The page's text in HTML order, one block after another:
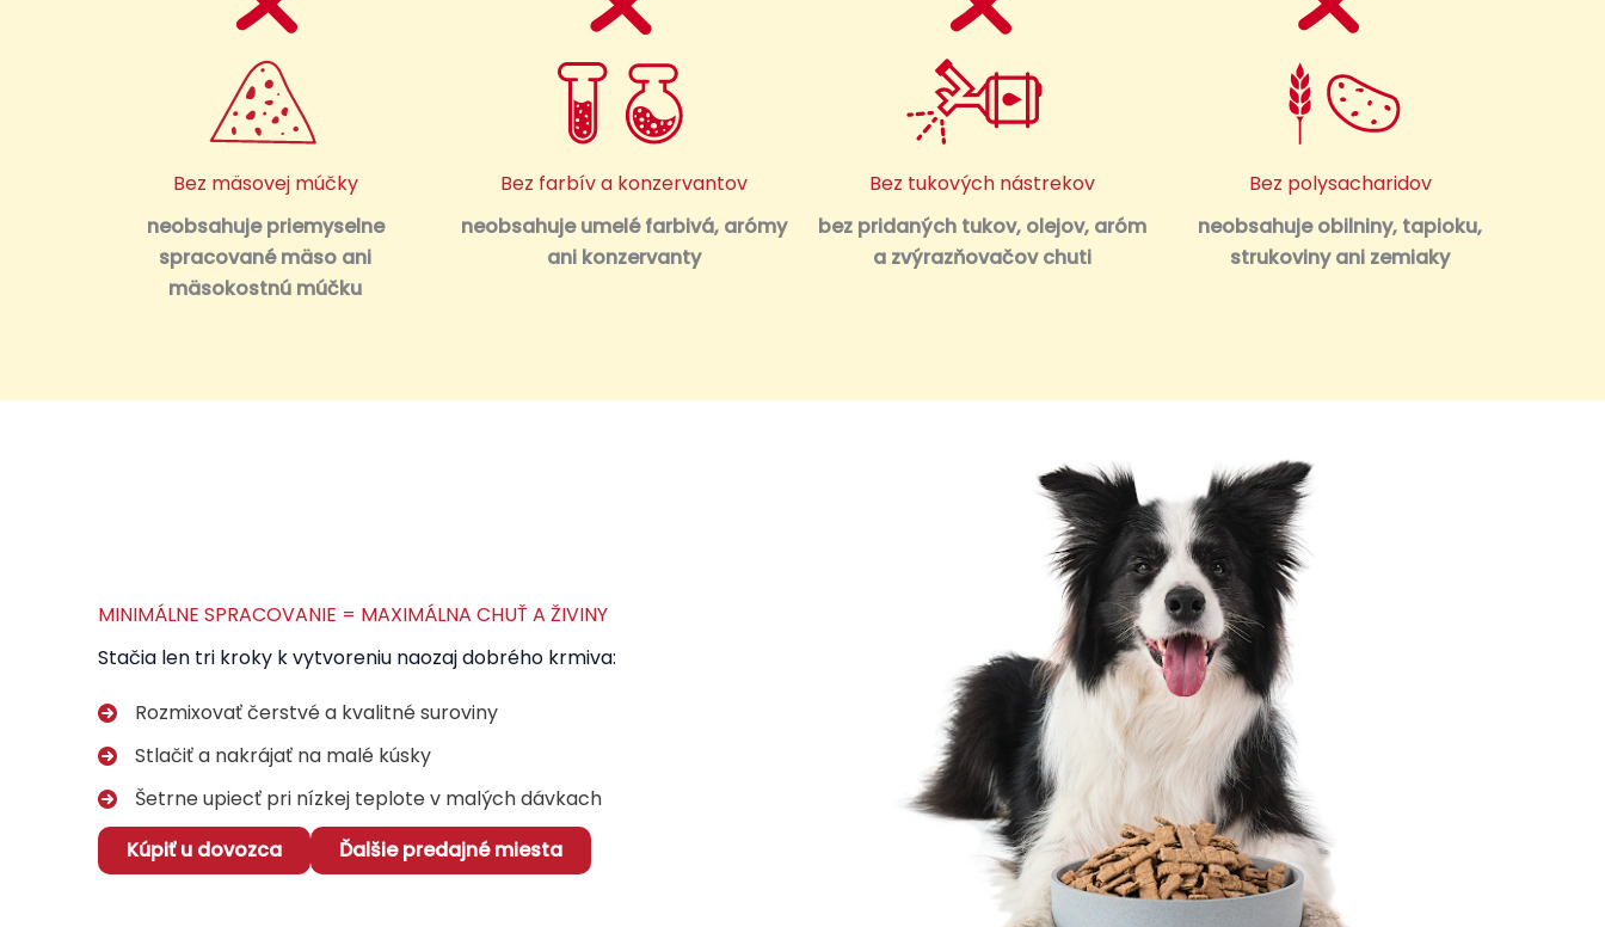
Bez mäsovej múčky
neobsahuje priemyselne
spracované mäso ani
mäsokostnú múčku
Bez farbív a konzervantov
neobsahuje umelé farbivá, arómy
ani konzervanty
Bez tukových nástrekov
bez pridaných tukov, olejov, aróm
a zvýrazňovačov chuti
Bez polysacharidov
neobsahuje obilniny, tapioku,
strukoviny ani zemiaky
MINIMÁLNE SPRACOVANIE = MAXIMÁLNA CHUŤ A ŽIVINY
Stačia len tri kroky k vytvoreniu naozaj dobrého krmiva:
Rozmixovať čerstvé a kvalitné suroviny
Stlačiť a nakrájať na malé kúsky
Šetrne upiecť pri nízkej teplote v malých dávkach
Kúpiť u dovozca
Ďalšie predajné miesta